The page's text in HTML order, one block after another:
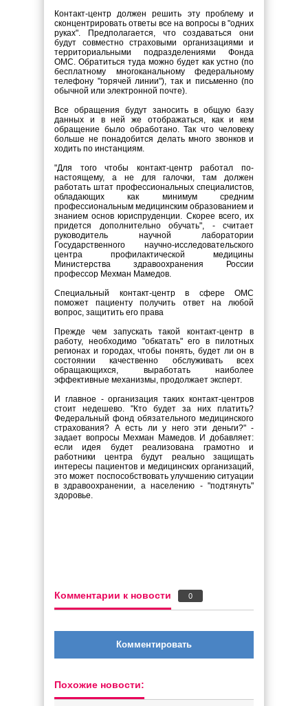
Контакт-центр должен решить эту проблему и
сконцентрировать ответы все на вопросы в "одних
руках". Предполагается, что создаваться они
будут совместно страховыми организациями и
территориальными подразделениями Фонда
ОМС. Обратиться туда можно будет как устно (по
бесплатному многоканальному федеральному
телефону "горячей линии"), так и письменно (по
обычной или электронной почте).
Все обращения будут заносить в общую базу
данных и в ней же отображаться, как и кем
обращение было обработано. Так что человеку
больше не понадобится делать много звонков и
ходить по инстанциям.
"Для того чтобы контакт-центр работал по-
настоящему, а не для галочки, там должен
работать штат профессиональных специалистов,
обладающих как минимум средним
профессиональным медицинским образованием и
знанием основ юриспруденции. Скорее всего, их
придется дополнительно обучать", - считает
руководитель научной лаборатории
Государственного научно-исследовательского
центра профилактической медицины
Министерства здравоохранения России
профессор Мехман Мамедов.
Специальный контакт-центр в сфере ОМС
поможет пациенту получить ответ на любой
вопрос, защитить его права
Прежде чем запускать такой контакт-центр в
работу, необходимо "обкатать" его в пилотных
регионах и городах, чтобы понять, будет ли он в
состоянии качественно обслуживать всех
обращающихся, выработать наиболее
эффективные механизмы, продолжает эксперт.
И главное - организация таких контакт-центров
стоит недешево. "Кто будет за них платить?
Федеральный фонд обязательного медицинского
страхования? А есть ли у него эти деньги?" -
задает вопросы Мехман Мамедов. И добавляет:
если идея будет реализована грамотно и
работники центра будут реально защищать
интересы пациентов и медицинских организаций,
это может поспособствовать улучшению ситуации
в здравоохранении, а населению - "подтянуть"
здоровье.
Комментарии к новости 0
Комментировать
Похожие новости: